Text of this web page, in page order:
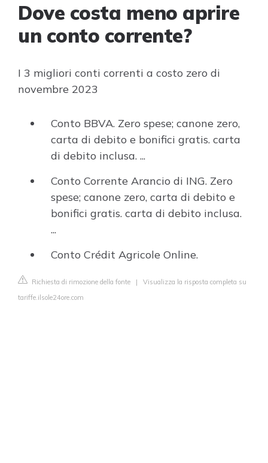
Dove costa meno aprire
un conto corrente?
I 3 migliori conti correnti a costo zero di
novembre 2023
Conto BBVA. Zero spese; canone zero,
carta di debito e bonifici gratis. carta
di debito inclusa. ...
Conto Corrente Arancio di ING. Zero
spese; canone zero, carta di debito e
bonifici gratis. carta di debito inclusa.
...
Conto Crédit Agricole Online.
Richiesta di rimozione della fonte | Visualizza la risposta completa su
tariffe.ilsole24ore.com